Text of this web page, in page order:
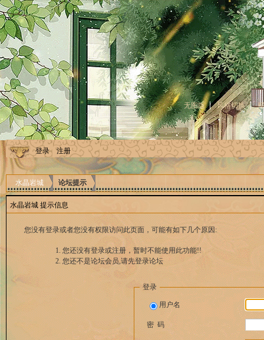
无图版 风格切换
登录 注册
水晶岩城 论坛提示
水晶岩城 提示信息
您没有登录或者您没有权限访问此页面，可能有如下几个原因:
您还没有登录或注册，暂时不能使用此功能!!
您还不是论坛会员,请先登录论坛
登录
用户名
密 码